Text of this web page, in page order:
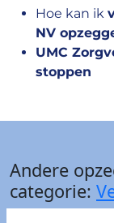
Hoe kan ik
NV
UMC
stoppen
Andere
categorie: